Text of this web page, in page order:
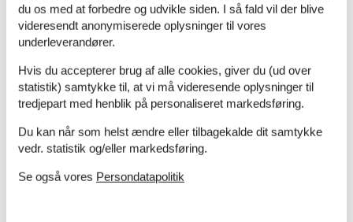
Fint, alle oplysningerne kom også hurtigt over mailen
Book dit sommerhus nu
Book dit sommerhus nu og få en fantastisk ferie
med både oplevelser og afslapning.
Vælg mellem 233 sommerhuse
du os med at forbedre og udvikle siden. I så fald vil der blive
videresendt anonymiserede oplysninger til vores
underleverandører.
Hvis du accepterer brug af alle cookies, giver du (ud over
statistik) samtykke til, at vi må videresende oplysninger til
tredjepart med henblik på personaliseret markedsføring.
Du kan når som helst ændre eller tilbagekalde dit samtykke
vedr. statistik og/eller markedsføring.
Se også vores Persondatapolitik